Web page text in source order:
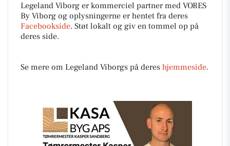
Legeland Viborg er kommerciel partner med VORES
By Viborg og oplysningerne er hentet fra deres
Facebookside. Støt lokalt og giv en tommel op på
deres side.
Se mere om Legeland Viborgs på deres hjemmeside.